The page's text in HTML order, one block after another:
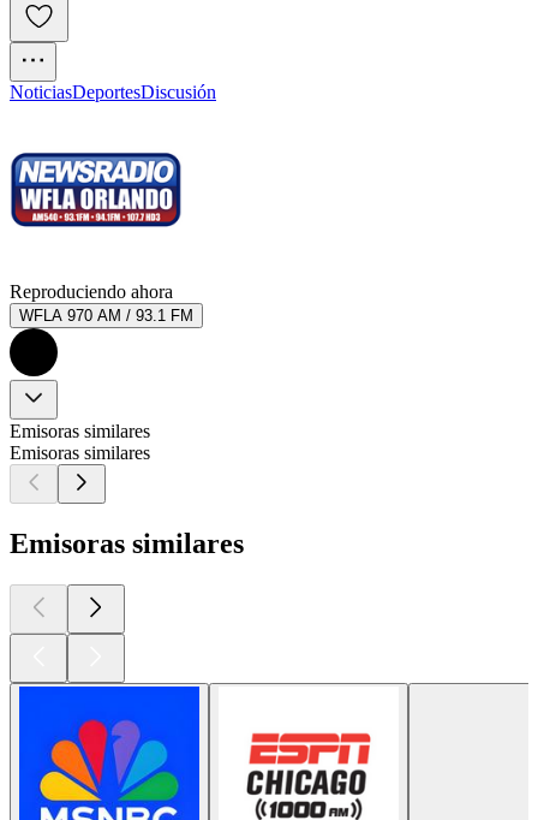
NoticiasDeportesDiscusión
Reproduciendo ahora
WFLA 970 AM / 93.1 FM
Emisoras similares
Emisoras similares
Emisoras similares